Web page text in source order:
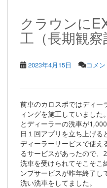
クラウンに
工（長期観察
2023年4月15日 コメ
前車のカロスポではディー
ィングを施工していまし
とディーラーの洗車が
日１回アプリを立ち上げる
ディーラーサービスで使え
るサービスがあったので、
洗車を受けられてそこそこ
ンプサービスが昨年終了
洗い洗車をしてました。